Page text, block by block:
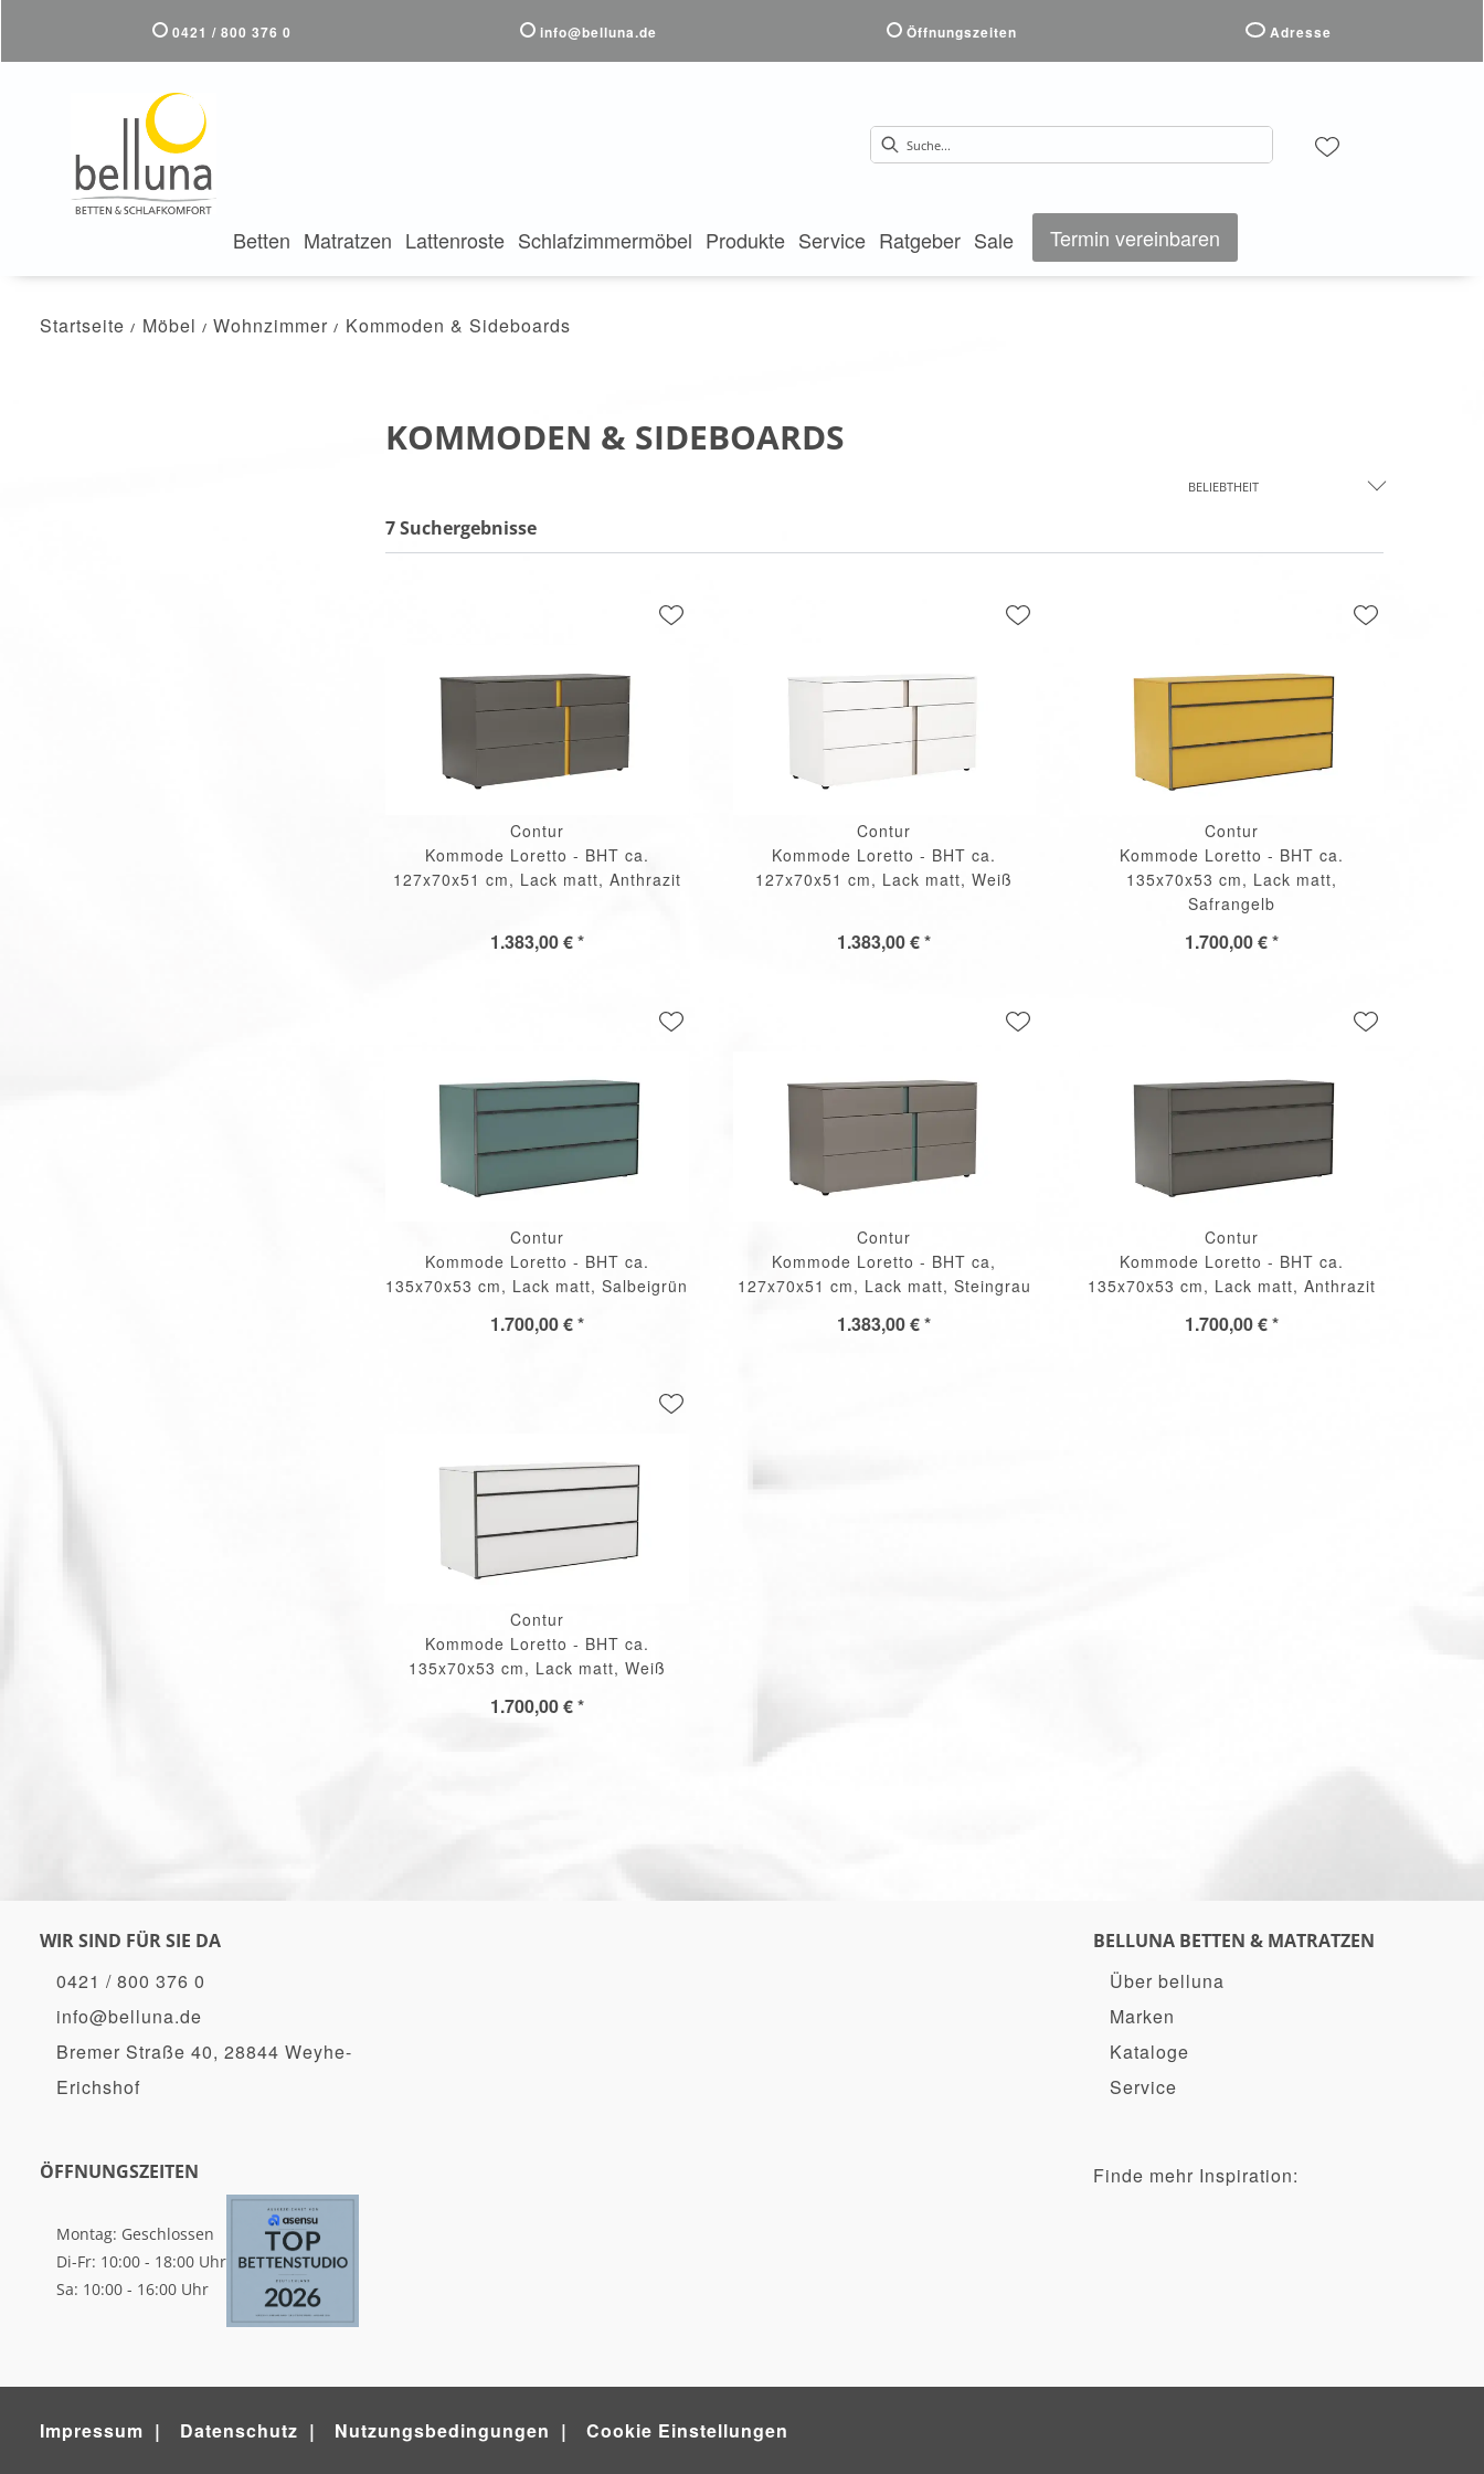
0421 / 800 376 0 info@belluna.de Öffnungszeiten Adresse
Betten Matratzen Lattenroste Schlafzimmermöbel Produkte Service Ratgeber Sale Termin vereinbaren
Startseite Möbel Wohnzimmer Kommoden & Sideboards
KOMMODEN & SIDEBOARDS
BELIEBTHEIT
7 Suchergebnisse
Contur
Kommode Loretto - BHT ca.
127x70x51 cm, Lack matt, Anthrazit
1.383,00 € *
Contur
Kommode Loretto - BHT ca.
127x70x51 cm, Lack matt, Weiß
1.383,00 € *
Contur
Kommode Loretto - BHT ca.
135x70x53 cm, Lack matt,
Safrangelb
1.700,00 € *
Contur
Kommode Loretto - BHT ca.
135x70x53 cm, Lack matt, Salbeigrün
1.700,00 € *
Contur
Kommode Loretto - BHT ca,
127x70x51 cm, Lack matt, Steingrau
1.383,00 € *
Contur
Kommode Loretto - BHT ca.
135x70x53 cm, Lack matt, Anthrazit
1.700,00 € *
Contur
Kommode Loretto - BHT ca.
135x70x53 cm, Lack matt, Weiß
1.700,00 € *
WIR SIND FÜR SIE DA
0421 / 800 376 0
info@belluna.de
Bremer Straße 40, 28844 Weyhe-
Erichshof
BELLUNA BETTEN & MATRATZEN
Über belluna
Marken
Kataloge
Service
ÖFFNUNGSZEITEN
Montag: Geschlossen
Di-Fr: 10:00 - 18:00 Uhr
Sa: 10:00 - 16:00 Uhr
Finde mehr Inspiration:
Impressum Datenschutz Nutzungsbedingungen Cookie Einstellungen